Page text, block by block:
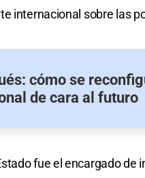
internacional sobre las
cómo se
de cara al futuro
fue el encargado de